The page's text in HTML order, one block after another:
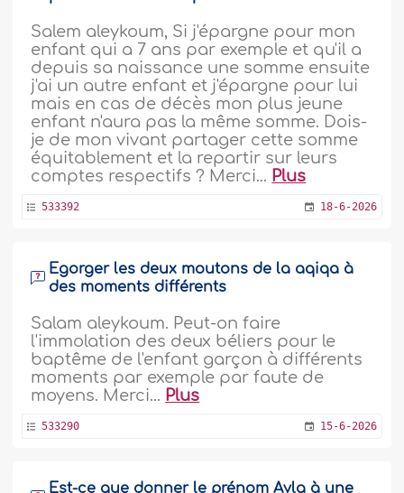
Salem aleykoum, Si j'épargne pour mon
enfant qui a 7 ans par exemple et qu'il a
depuis sa naissance une somme ensuite
j'ai un autre enfant et j'épargne pour lui
mais en cas de décès mon plus jeune
enfant n'aura pas la même somme. Dois-
je de mon vivant partager cette somme
équitablement et la repartir sur leurs
comptes respectifs ? Merci... Plus
533392 18-6-2026
Egorger les deux moutons de la aqiqa à
des moments différents
Salam aleykoum. Peut-on faire
l'immolation des deux béliers pour le
baptême de l'enfant garçon à différents
moments par exemple par faute de
moyens. Merci... Plus
533290 15-6-2026
Est-ce que donner le prénom Ayla à une